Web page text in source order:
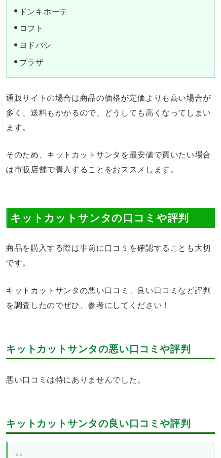
ドンキホーテ
ロフト
ヨドバシ
プラザ
通販サイトの場合は商品の価格が定価よりも高い場合が
多く、送料もかかるので、どうしても高くなってしまい
ます。
そのため、キットカットサンタを最安値で買いたい場合
は市販店舗で購入することをおススメします。
キットカットサンタの口コミや評判
商品を購入する際は事前に口コミを確認することも大切
です。
キットカットサンタの悪い口コミ、良い口コミなど評判
を調査したのでぜひ、参考にしてください！
キットカットサンタの悪い口コミや評判
悪い口コミは特にありませんでした。
キットカットサンタの良い口コミや評判